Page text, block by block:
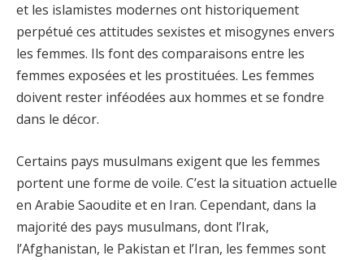
et les islamistes modernes ont historiquement
perpétué ces attitudes sexistes et misogynes envers
les femmes. Ils font des comparaisons entre les
femmes exposées et les prostituées. Les femmes
doivent rester inféodées aux hommes et se fondre
dans le décor.
Certains pays musulmans exigent que les femmes
portent une forme de voile. C’est la situation actuelle
en Arabie Saoudite et en Iran. Cependant, dans la
majorité des pays musulmans, dont l’Irak,
l’Afghanistan, le Pakistan et l’Iran, les femmes sont